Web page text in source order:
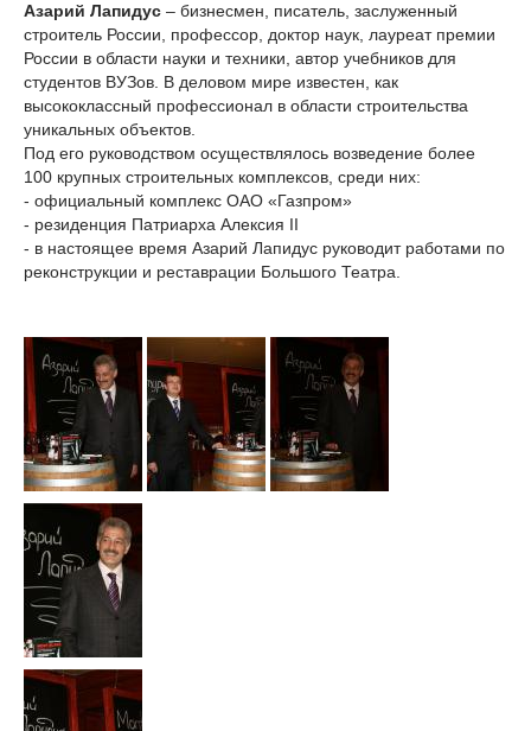
Азарий Лапидус – бизнесмен, писатель, заслуженный
строитель России, профессор, доктор наук, лауреат премии
России в области науки и техники, автор учебников для
студентов ВУЗов. В деловом мире известен, как
высококлассный профессионал в области строительства
уникальных объектов.
Под его руководством осуществлялось возведение более
100 крупных строительных комплексов, среди них:
- официальный комплекс ОАО «Газпром»
- резиденция Патриарха Алексия II
- в настоящее время Азарий Лапидус руководит работами по
реконструкции и реставрации Большого Театра.